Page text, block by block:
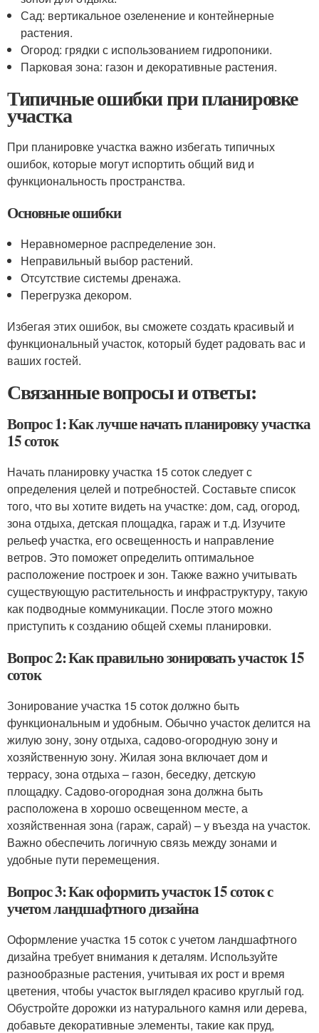
Сад: вертикальное озеленение и контейнерные
растения.
Огород: грядки с использованием гидропоники.
Парковая зона: газон и декоративные растения.
Типичные ошибки при планировке
участка
При планировке участка важно избегать типичных
ошибок, которые могут испортить общий вид и
функциональность пространства.
Основные ошибки
Неравномерное распределение зон.
Неправильный выбор растений.
Отсутствие системы дренажа.
Перегрузка декором.
Избегая этих ошибок, вы сможете создать красивый и
функциональный участок, который будет радовать вас и
ваших гостей.
Связанные вопросы и ответы:
Вопрос 1: Как лучше начать планировку участка
15 соток
Начать планировку участка 15 соток следует с
определения целей и потребностей. Составьте список
того, что вы хотите видеть на участке: дом, сад, огород,
зона отдыха, детская площадка, гараж и т.д. Изучите
рельеф участка, его освещенность и направление
ветров. Это поможет определить оптимальное
расположение построек и зон. Также важно учитывать
существующую растительность и инфраструктуру, такую
как подводные коммуникации. После этого можно
приступить к созданию общей схемы планировки.
Вопрос 2: Как правильно зонировать участок 15
соток
Зонирование участка 15 соток должно быть
функциональным и удобным. Обычно участок делится на
жилую зону, зону отдыха, садово-огородную зону и
хозяйственную зону. Жилая зона включает дом и
террасу, зона отдыха – газон, беседку, детскую
площадку. Садово-огородная зона должна быть
расположена в хорошо освещенном месте, а
хозяйственная зона (гараж, сарай) – у въезда на участок.
Важно обеспечить логичную связь между зонами и
удобные пути перемещения.
Вопрос 3: Как оформить участок 15 соток с
учетом ландшафтного дизайна
Оформление участка 15 соток с учетом ландшафтного
дизайна требует внимания к деталям. Используйте
разнообразные растения, учитывая их рост и время
цветения, чтобы участок выглядел красиво круглый год.
Обустройте дорожки из натурального камня или дерева,
добавьте декоративные элементы, такие как пруд,